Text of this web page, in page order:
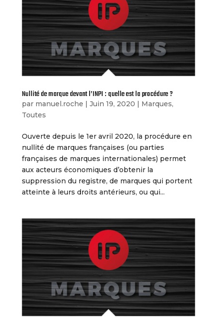
Nullité de marque devant l’INPI : quelle est la procédure ?
par manuel.roche | Juin 19, 2020 | Marques,
Toutes
Ouverte depuis le 1er avril 2020, la procédure en
nullité de marques françaises (ou parties
françaises de marques internationales) permet
aux acteurs économiques d’obtenir la
suppression du registre, de marques qui portent
atteinte à leurs droits antérieurs, ou qui...